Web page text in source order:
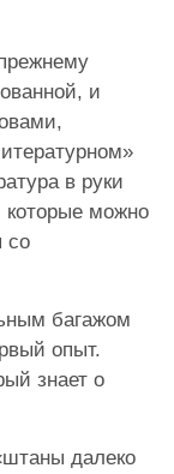
и
в руки
которые можно
со
багажом
опыт.
знает о
далеко